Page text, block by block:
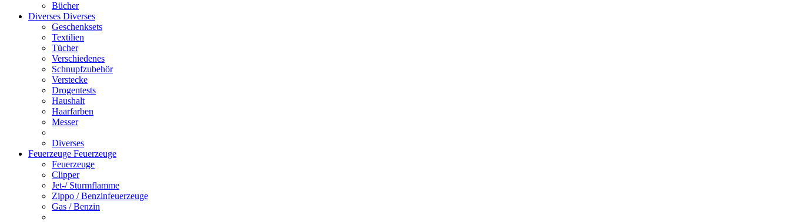
Bücher
Diverses Diverses
Geschenksets
Textilien
Tücher
Verschiedenes
Schnupfzubehör
Verstecke
Drogentests
Haushalt
Haarfarben
Messer
Diverses
Feuerzeuge Feuerzeuge
Feuerzeuge
Clipper
Jet-/ Sturmflamme
Zippo / Benzinfeuerzeuge
Gas / Benzin